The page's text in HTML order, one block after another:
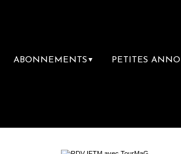
ABONNEMENTS ▼ PETITES